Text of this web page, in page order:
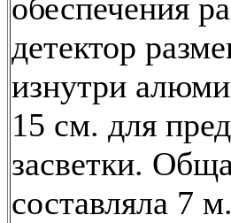
обеспечения
детектор
изнутри
15 см. для
засветки.
составляла 7 м.